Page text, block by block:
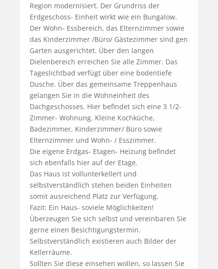
Region modernisiert. Der Grundriss der
Erdgeschoss- Einheit wirkt wie ein Bungalow.
Der Wohn- Essbereich, das Elternzimmer sowie
das Kinderzimmer /Büro/ Gästezimmer sind gen
Garten ausgerichtet. Über den langen
Dielenbereich erreichen Sie alle Zimmer. Das
Tageslichtbad verfügt über eine bodentiefe
Dusche. Über das gemeinsame Treppenhaus
gelangen Sie in die Wohneinheit des
Dachgeschosses. Hier befindet sich eine 3 1/2-
Zimmer- Wohnung. Kleine Kochküche,
Badezimmer, Kinderzimmer/ Büro sowie
Elternzimmer und Wohn- / Esszimmer.
Die eigene Erdgas- Etagen- Heizung befindet
sich ebenfalls hier auf der Etage.
Das Haus ist vollunterkellert und
selbstverständlich stehen beiden Einheiten
somit ausreichend Platz zur Verfügung.
Fazit: Ein Haus- soviele Möglichkeiten!
Überzeugen Sie sich selbst und vereinbaren Sie
gerne einen Besichtigungstermin.
Selbstverständlich existieren auch Bilder der
Kellerräume.
Sollten Sie diese einsehen wollen, so lassen Sie